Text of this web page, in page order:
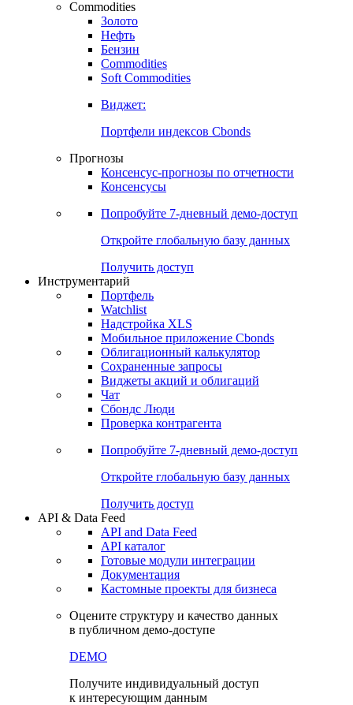
Commodities
Золото
Нефть
Бензин
Commodities
Soft Commodities
Виджет:
Портфели индексов Cbonds
Прогнозы
Консенсус-прогнозы по отчетности
Консенсусы
Попробуйте 7-дневный демо-доступ
Откройте глобальную базу данных
Получить доступ
Инструментарий
Портфель
Watchlist
Надстройка XLS
Мобильное приложение Cbonds
Облигационный калькулятор
Сохраненные запросы
Виджеты акций и облигаций
Чат
Сбондс Люди
Проверка контрагента
Попробуйте 7-дневный демо-доступ
Откройте глобальную базу данных
Получить доступ
API & Data Feed
API and Data Feed
API каталог
Готовые модули интеграции
Документация
Кастомные проекты для бизнеса
Оцените структуру и качество данных
в публичном демо-доступе
DEMO
Получите индивидуальный доступ
к интересующим данным